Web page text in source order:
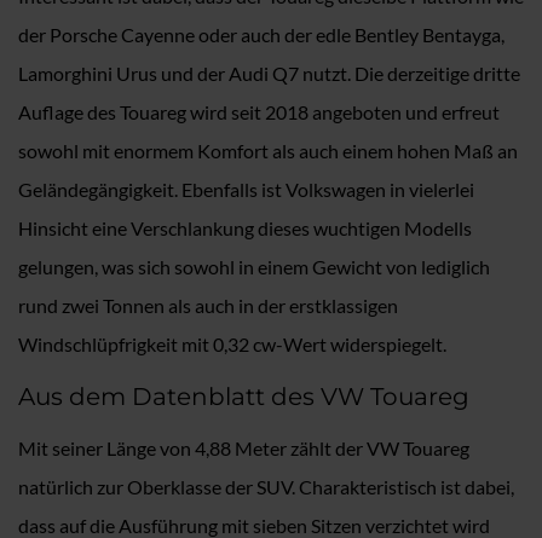
der Porsche Cayenne oder auch der edle Bentley Bentayga,
Lamorghini Urus und der Audi Q7 nutzt. Die derzeitige dritte
Auflage des Touareg wird seit 2018 angeboten und erfreut
sowohl mit enormem Komfort als auch einem hohen Maß an
Geländegängigkeit. Ebenfalls ist Volkswagen in vielerlei
Hinsicht eine Verschlankung dieses wuchtigen Modells
gelungen, was sich sowohl in einem Gewicht von lediglich
rund zwei Tonnen als auch in der erstklassigen
Windschlüpfrigkeit mit 0,32 cw-Wert widerspiegelt.
Aus dem Datenblatt des VW Touareg
Mit seiner Länge von 4,88 Meter zählt der VW Touareg
natürlich zur Oberklasse der SUV. Charakteristisch ist dabei,
dass auf die Ausführung mit sieben Sitzen verzichtet wird